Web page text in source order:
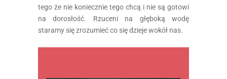
tego że nie koniecznie tego chcą i nie są gotowi
na dorosłość. Rzuceni na głęboką wodę
staramy się zrozumieć co się dzieje wokół nas.